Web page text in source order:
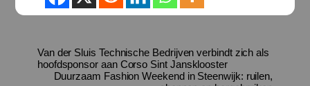
Van der Sluis Technische Bedrijven verbindt zich als
hoofdsponsor aan Corso Sint Jansklooster
Duurzaam Fashion Weekend in Steenwijk: ruilen,